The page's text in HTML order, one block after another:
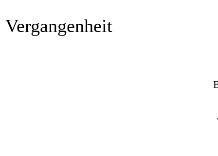
Vergangenheit